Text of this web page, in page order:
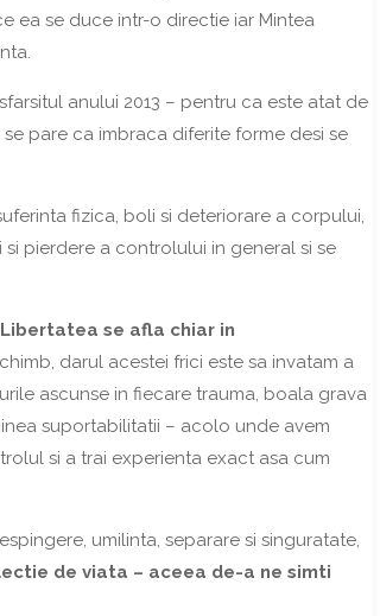
ea se duce intr-o directie iar Mintea
anului 2013 – pentru ca este atat de
pare ca imbraca diferite forme desi se
fizica, boli si deteriorare a corpului,
pierdere a controlului in general si se
Libertatea se afla chiar in
darul acestei frici este sa invatam a
ascunse in fiecare trauma, boala grava
suportabilitatii – acolo unde avem
si a trai experienta exact asa cum
umilinta, separare si singuratate,
de viata – aceea de-a ne simti